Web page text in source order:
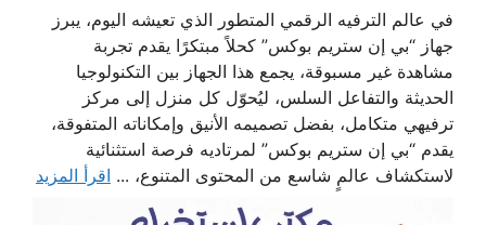
في عالم الترفيه الرقمي المتطور الذي تعيشه اليوم، يبرز
جهاز “بي إن ستريم بوكس” كحلاً مبتكرًا يقدم تجربة
مشاهدة غير مسبوقة، يجمع هذا الجهاز بين التكنولوجيا
الحديثة والتفاعل السلس، ليُحوّل كل منزل إلى مركز
ترفيهي متكامل، بفضل تصميمه الأنيق وإمكاناته المتفوقة،
يقدم “بي إن ستريم بوكس” لمرتاديه فرصة استثنائية
لاستكشاف عالمٍ شاسع من المحتوى المتنوع، ... اقرأ المزيد